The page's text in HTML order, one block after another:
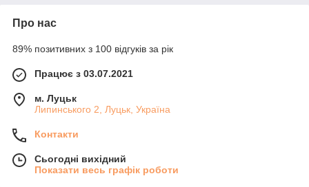
Про нас
89% позитивних з 100 відгуків за рік
Працює з 03.07.2021
м. Луцьк
Липинського 2, Луцьк, Україна
Контакти
Сьогодні вихідний
Показати весь графік роботи